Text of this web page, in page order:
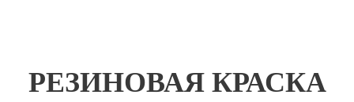
РЕЗИНОВАЯ КРАСКА